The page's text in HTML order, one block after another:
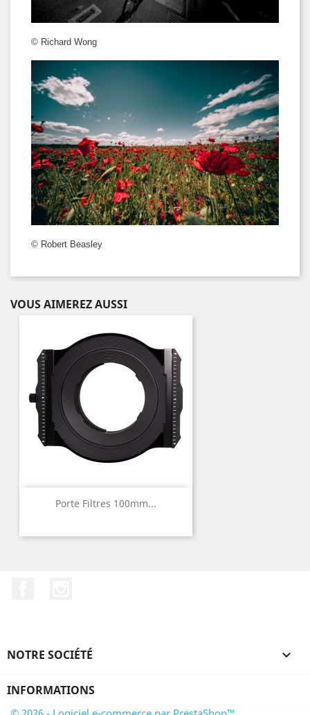
© Richard Wong
© Robert Beasley
VOUS AIMEREZ AUSSI
Porte Filtres 100mm...
NOTRE SOCIÉTÉ 
INFORMATIONS